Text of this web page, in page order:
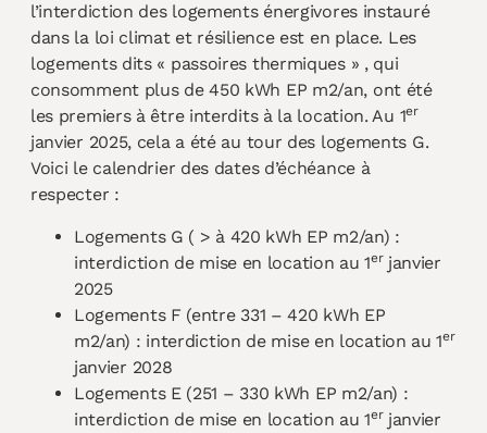
l’interdiction des logements énergivores instauré
dans la loi climat et résilience est en place. Les
logements dits « passoires thermiques » , qui
consomment plus de 450 kWh EP m2/an, ont été
les premiers à être interdits à la location. Au 1er
janvier 2025, cela a été au tour des logements G.
Voici le calendrier des dates d’échéance à
respecter :
Logements G ( > à 420 kWh EP m2/an) :
interdiction de mise en location au 1erjanvier
2025
Logements F (entre 331 – 420 kWh EP
m2/an) : interdiction de mise en location au 1er
janvier 2028
Logements E (251 – 330 kWh EP m2/an) :
interdiction de mise en location au 1erjanvier